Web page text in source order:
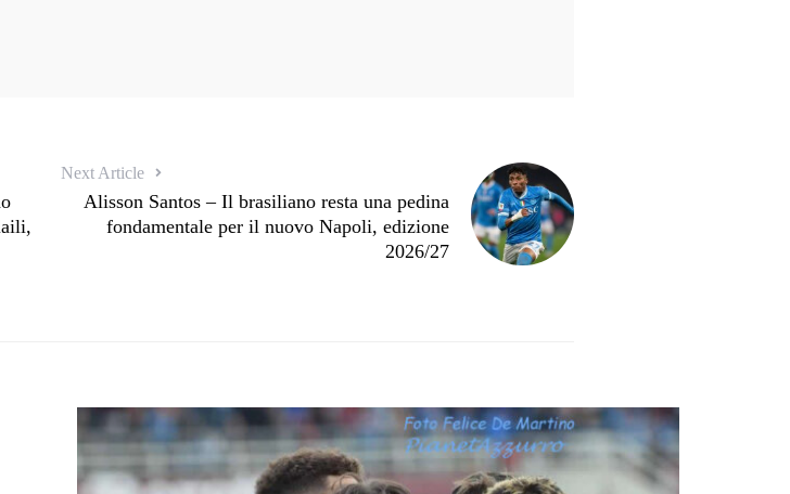
Next Article
Alisson Santos – Il brasiliano resta una pedina
fondamentale per il nuovo Napoli, edizione
2026/27